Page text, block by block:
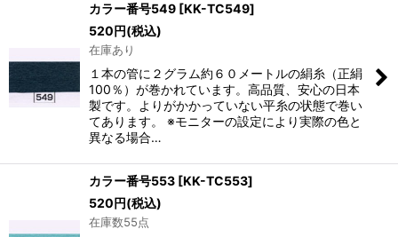
カラー番号549 [KK-TC549]
520円(税込)
在庫あり
１本の管に２グラム約６０メートルの絹糸（正絹
100％）が巻かれています。高品質、安心の日本
製です。よりがかかっていない平糸の状態で巻い
てあります。 ※モニターの設定により実際の色と
異なる場合…
カラー番号553 [KK-TC553]
520円(税込)
在庫数55点